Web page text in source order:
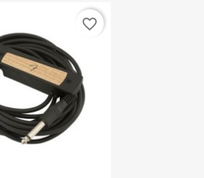
favorite_border